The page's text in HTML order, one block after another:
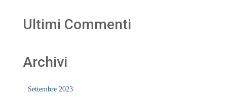
Ultimi Commenti
Archivi
Settembre 2023